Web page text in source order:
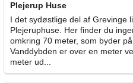
Plejerup Huse
I det sydøstlige del af Grevinge
Plejeruphuse. Her finder du
omkring 70 meter, som byder
Vanddybden er over en meter
meter ud...